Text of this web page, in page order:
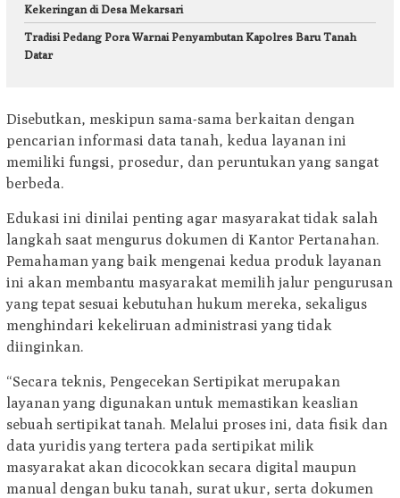
Kekeringan di Desa Mekarsari
Tradisi Pedang Pora Warnai Penyambutan Kapolres Baru Tanah
Datar
Disebutkan, meskipun sama-sama berkaitan dengan
pencarian informasi data tanah, kedua layanan ini
memiliki fungsi, prosedur, dan peruntukan yang sangat
berbeda.
Edukasi ini dinilai penting agar masyarakat tidak salah
langkah saat mengurus dokumen di Kantor Pertanahan.
Pemahaman yang baik mengenai kedua produk layanan
ini akan membantu masyarakat memilih jalur pengurusan
yang tepat sesuai kebutuhan hukum mereka, sekaligus
menghindari kekeliruan administrasi yang tidak
diinginkan.
“Secara teknis, Pengecekan Sertipikat merupakan
layanan yang digunakan untuk memastikan keaslian
sebuah sertipikat tanah. Melalui proses ini, data fisik dan
data yuridis yang tertera pada sertipikat milik
masyarakat akan dicocokkan secara digital maupun
manual dengan buku tanah, surat ukur, serta dokumen